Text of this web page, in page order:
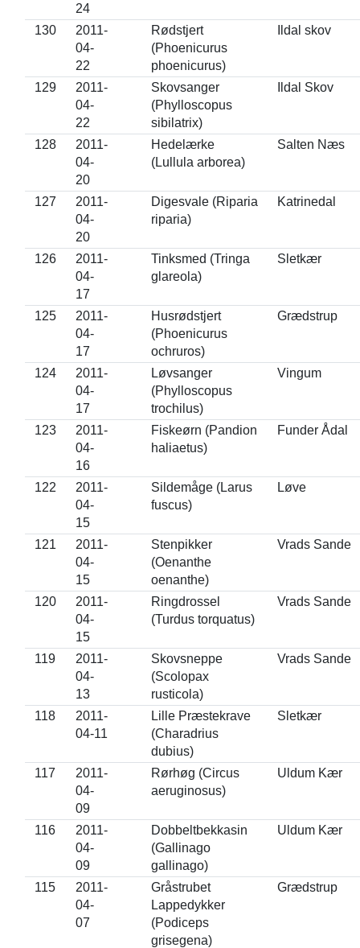
24
130
2011-
04-
22
Rødstjert
(Phoenicurus
phoenicurus)
Ildal skov
129
2011-
04-
22
Skovsanger
(Phylloscopus
sibilatrix)
Ildal Skov
128
2011-
04-
20
Hedelærke
(Lullula arborea)
Salten Næs
127
2011-
04-
20
Digesvale (Riparia
riparia)
Katrinedal
126
2011-
04-
17
Tinksmed (Tringa
glareola)
Sletkær
125
2011-
04-
17
Husrødstjert
(Phoenicurus
ochruros)
Grædstrup
124
2011-
04-
17
Løvsanger
(Phylloscopus
trochilus)
Vingum
123
2011-
04-
16
Fiskeørn (Pandion
haliaetus)
Funder Ådal
122
2011-
04-
15
Sildemåge (Larus
fuscus)
Løve
121
2011-
04-
15
Stenpikker
(Oenanthe
oenanthe)
Vrads Sande
120
2011-
04-
15
Ringdrossel
(Turdus torquatus)
Vrads Sande
119
2011-
04-
13
Skovsneppe
(Scolopax
rusticola)
Vrads Sande
118
2011-
04-11
Lille Præstekrave
(Charadrius
dubius)
Sletkær
117
2011-
04-
09
Rørhøg (Circus
aeruginosus)
Uldum Kær
116
2011-
04-
09
Dobbeltbekkasin
(Gallinago
gallinago)
Uldum Kær
115
2011-
04-
07
Gråstrubet
Lappedykker
(Podiceps
grisegena)
Grædstrup